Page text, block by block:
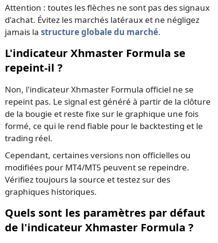
Attention : toutes les flèches ne sont pas des signaux
d'achat. Évitez les marchés latéraux et ne négligez
jamais la structure globale du marché.
L'indicateur Xhmaster Formula se
repeint-il ?
Non, l'indicateur Xhmaster Formula officiel ne se
repeint pas. Le signal est généré à partir de la clôture
de la bougie et reste fixe sur le graphique une fois
formé, ce qui le rend fiable pour le backtesting et le
trading réel.
Cependant, certaines versions non officielles ou
modifiées pour MT4/MT5 peuvent se repeindre.
Vérifiez toujours la source et testez sur des
graphiques historiques.
Quels sont les paramètres par défaut
de l'indicateur Xhmaster Formula ?